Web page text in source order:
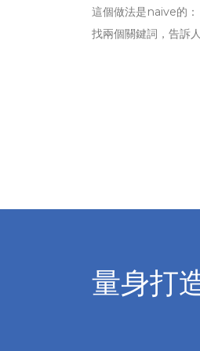
這個做法是naive的：
找兩個關鍵詞，告訴
量身打